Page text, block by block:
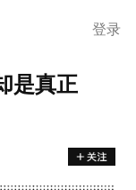
登录
是真正